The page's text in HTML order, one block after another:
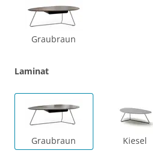
Graubraun
Laminat
Graubraun Kiesel